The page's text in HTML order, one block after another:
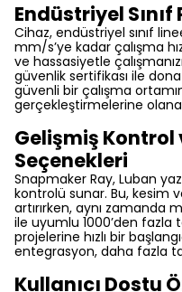
Endüstriyel
Cihaz, endüstriyel sınıf
mm/s’ye kadar çalışma
ve hassasiyetle
güvenlik sertifikası ile
güvenli bir çalışma
gerçekleştirmelerine
Gelişmiş Kontrol
Seçenekleri
Snapmaker Ray, Luban
kontrolü sunar. Bu, kesim
artırırken, aynı zamanda
ile uyumlu 1000’den fazla
projelerine hızlı bir
entegrasyon, daha fazla
Kullanıcı Dostu